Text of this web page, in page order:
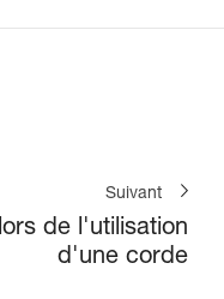
Suivant
de l'utilisation
d'une corde